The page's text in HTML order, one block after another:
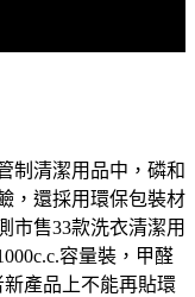
制清潔用品中，磷和
，還採用環保包裝材
市售33款洗衣清潔用
容量裝，甲醛
產品上不能再貼環